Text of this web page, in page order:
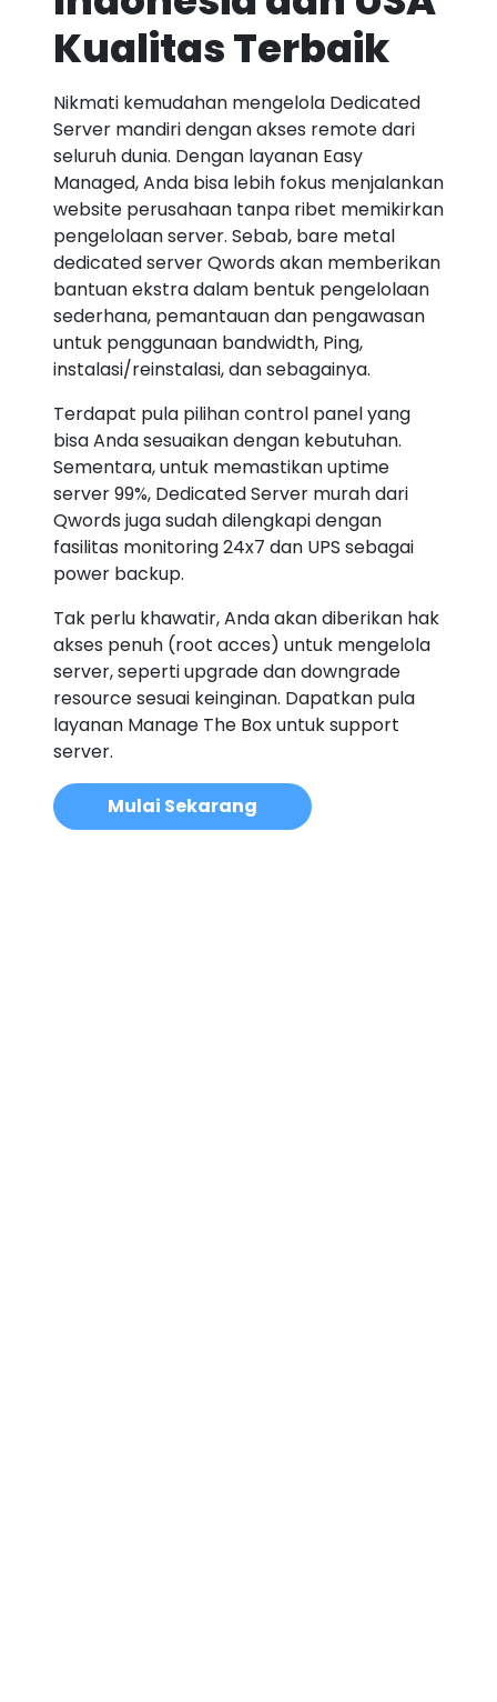
Kualitas Terbaik
Nikmati kemudahan mengelola Dedicated
Server mandiri dengan akses remote dari
seluruh dunia. Dengan layanan Easy
Managed, Anda bisa lebih fokus menjalankan
website perusahaan tanpa ribet memikirkan
pengelolaan server. Sebab, bare metal
dedicated server Qwords akan memberikan
bantuan ekstra dalam bentuk pengelolaan
sederhana, pemantauan dan pengawasan
untuk penggunaan bandwidth, Ping,
instalasi/reinstalasi, dan sebagainya.
Terdapat pula pilihan control panel yang
bisa Anda sesuaikan dengan kebutuhan.
Sementara, untuk memastikan uptime
server 99%, Dedicated Server murah dari
Qwords juga sudah dilengkapi dengan
fasilitas monitoring 24x7 dan UPS sebagai
power backup.
Tak perlu khawatir, Anda akan diberikan hak
akses penuh (root acces) untuk mengelola
server, seperti upgrade dan downgrade
resource sesuai keinginan. Dapatkan pula
layanan Manage The Box untuk support
server.
Mulai Sekarang